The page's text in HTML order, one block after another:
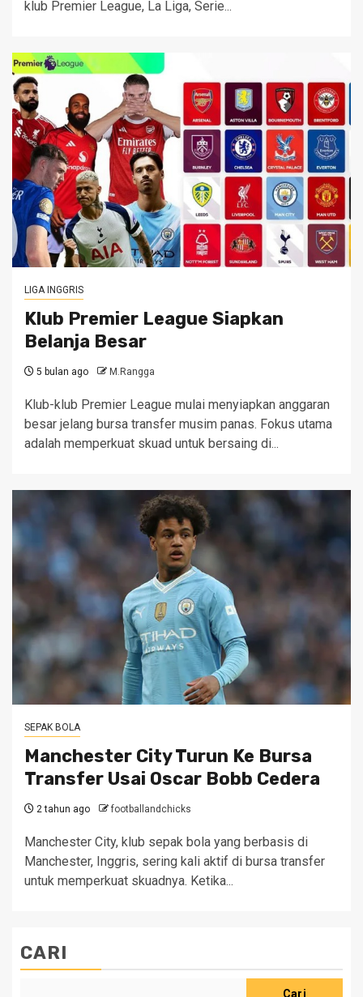
klub Premier League, La Liga, Serie...
LIGA INGGRIS
Klub Premier League Siapkan
Belanja Besar
5 bulan ago M.Rangga
Klub-klub Premier League mulai menyiapkan anggaran
besar jelang bursa transfer musim panas. Fokus utama
adalah memperkuat skuad untuk bersaing di...
SEPAK BOLA
Manchester City Turun Ke Bursa
Transfer Usai Oscar Bobb Cedera
2 tahun ago footballandchicks
Manchester City, klub sepak bola yang berbasis di
Manchester, Inggris, sering kali aktif di bursa transfer
untuk memperkuat skuadnya. Ketika...
CARI
Cari